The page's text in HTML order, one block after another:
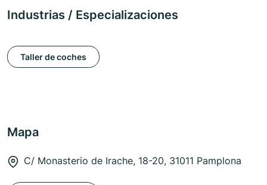
Industrias / Especializaciones
Taller de coches
Mapa
C/ Monasterio de Irache, 18-20, 31011 Pamplona